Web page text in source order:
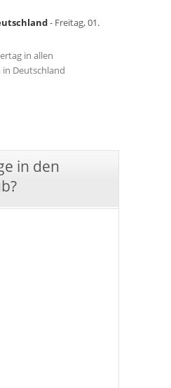
- Freitag, 01.
in allen
Deutschland
in den